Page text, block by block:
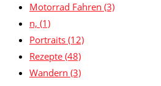
Motorrad Fahren (3)
n, (1)
Portraits (12)
Rezepte (48)
Wandern (3)